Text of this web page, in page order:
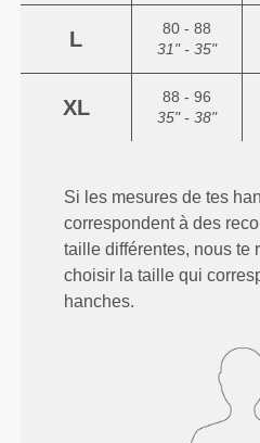
L
80 - 88
31" - 35"
XL
88 - 96
35" - 38"
Si les mesures de tes
correspondent à des
taille différentes, nous te
choisir la taille qui
hanches.